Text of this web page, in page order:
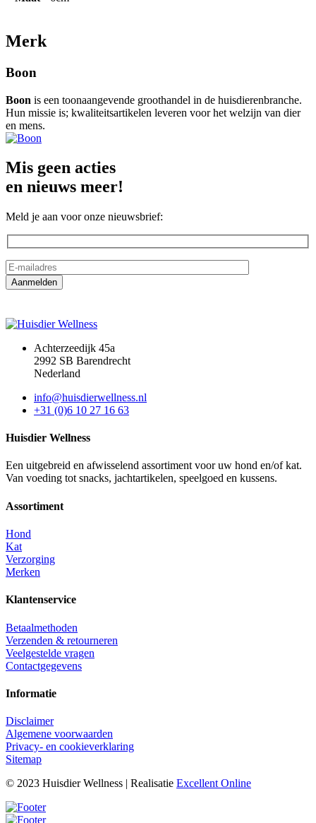
Merk
Boon
Boon is een toonaangevende groothandel in de huisdierenbranche.
Hun missie is; kwaliteitsartikelen leveren voor het welzijn van dier
en mens.
Mis geen acties
en nieuws meer!
Meld je aan voor onze nieuwsbrief:
Achterzeedijk 45a
2992 SB Barendrecht
Nederland
info@huisdierwellness.nl
+31 (0)6 10 27 16 63
Huisdier Wellness
Een uitgebreid en afwisselend assortiment voor uw hond en/of kat.
Van voeding tot snacks, jachtartikelen, speelgoed en kussens.
Assortiment
Hond
Kat
Verzorging
Merken
Klantenservice
Betaalmethoden
Verzenden & retourneren
Veelgestelde vragen
Contactgegevens
Informatie
Disclaimer
Algemene voorwaarden
Privacy- en cookieverklaring
Sitemap
© 2023 Huisdier Wellness | Realisatie Excellent Online